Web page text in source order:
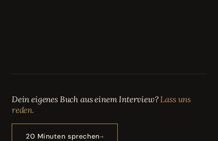
Dein eigenes Buch aus einem Interview?Lass uns
reden.
20 Minuten sprechen